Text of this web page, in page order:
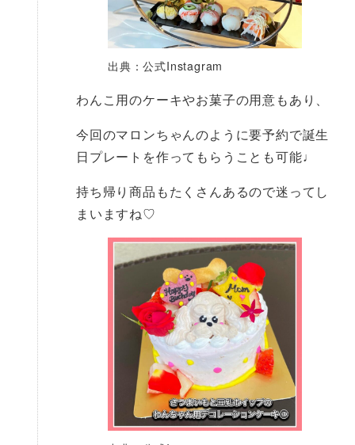
出典：公式Instagram
わんこ用のケーキやお菓子の用意もあり、
今回のマロンちゃんのように要予約で誕生
日プレートを作ってもらうことも可能♩
持ち帰り商品もたくさんあるので迷ってし
まいますね♡